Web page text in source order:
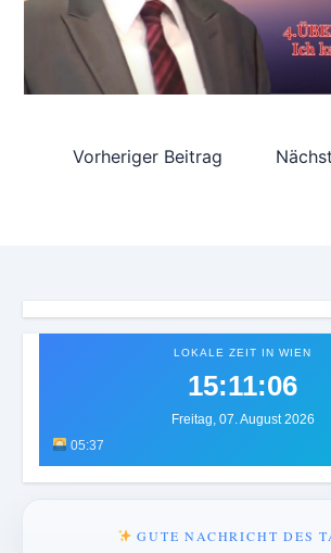
Vorheriger Beitrag
LOKALE ZEIT IN WIEN
15:11:10
Freitag, 07. August 2026
05:37
GUTE NACHRICHT DES